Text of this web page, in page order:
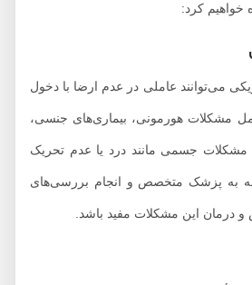
کرد:
عاملی در عدم ارضا با دخول
هورمونی، بیماری‌های جنسی،
جسمی مانند درد یا عدم تحریک
پزشک متخصص و انجام بررسی‌های
این مشکلات مفید باشد.